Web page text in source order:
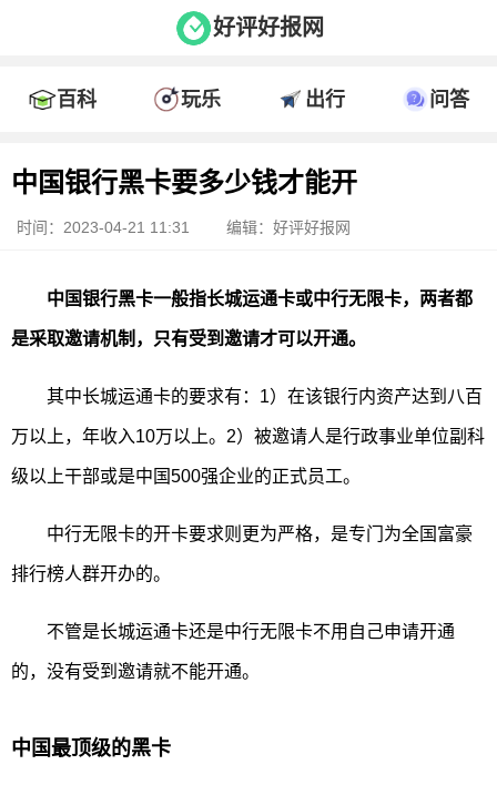
好评好报网
百科 玩乐 出行 问答
中国银行黑卡要多少钱才能开
时间：2023-04-21 11:31 编辑：好评好报网
中国银行黑卡一般指长城运通卡或中行无限卡，两者都
是采取邀请机制，只有受到邀请才可以开通。
其中长城运通卡的要求有：1）在该银行内资产达到八百
万以上，年收入10万以上。2）被邀请人是行政事业单位副科
级以上干部或是中国500强企业的正式员工。
中行无限卡的开卡要求则更为严格，是专门为全国富豪
排行榜人群开办的。
不管是长城运通卡还是中行无限卡不用自己申请开通
的，没有受到邀请就不能开通。
中国最顶级的黑卡